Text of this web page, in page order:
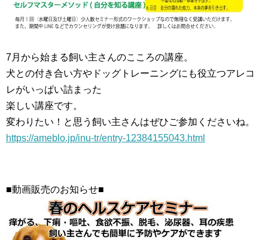
7月から始まる飼い主さんのこころの講座。
犬との付き合い方やドッグトレーニングにも役立つアレコ
レがいっぱい詰まった
楽しい講座です。
変わりたい！と思う飼い主さんはぜひご参加くださいね。
https://ameblo.jp/inu-tr/entry-12384155043.html
■動画販売のお知らせ■